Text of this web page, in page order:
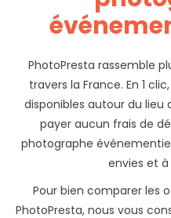
PhotoPresta rassemble
travers la France. En 1
disponibles autour du
payer aucun frais de
photographe
envies et
Pour bien comparer les
PhotoPresta, nous vous